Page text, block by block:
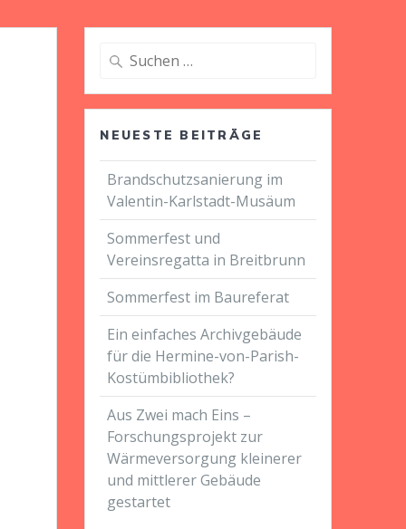
Suche
nach:
NEUESTE BEITRÄGE
Brandschutzsanierung im
Valentin-Karlstadt-Musäum
Sommerfest und
Vereinsregatta in Breitbrunn
Sommerfest im Baureferat
Ein einfaches Archivgebäude
für die Hermine-von-Parish-
Kostümbibliothek?
Aus Zwei mach Eins –
Forschungsprojekt zur
Wärmeversorgung kleinerer
und mittlerer Gebäude
gestartet